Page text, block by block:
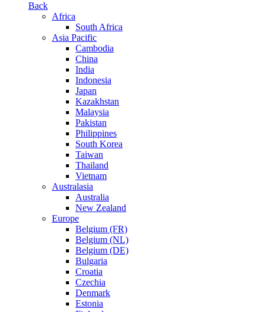
Back
Africa
South Africa
Asia Pacific
Cambodia
China
India
Indonesia
Japan
Kazakhstan
Malaysia
Pakistan
Philippines
South Korea
Taiwan
Thailand
Vietnam
Australasia
Australia
New Zealand
Europe
Belgium (FR)
Belgium (NL)
Belgium (DE)
Bulgaria
Croatia
Czechia
Denmark
Estonia